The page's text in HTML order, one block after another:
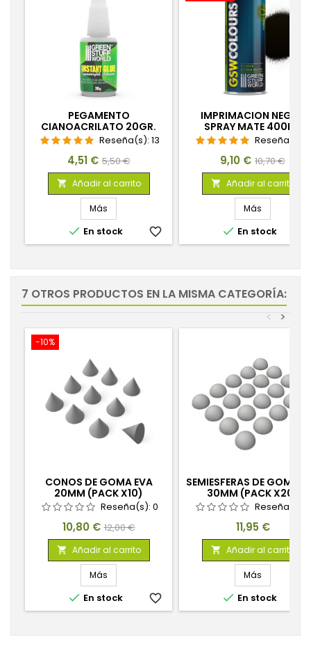
PEGAMENTO
CIANOACRILATO 20GR.
Reseña(s): 13
Precio
4,51 € Precio
base
5,50 €
 Añadir al carrito
Más
 En stock favorite_border
IMPRIMACION NEGRA
SPRAY MATE 400ML
Reseña(s):
Precio
9,10 € Precio
base
10,70 €
 Añadir al carrito
Más
 En stock
7 OTROS PRODUCTOS EN LA MISMA CATEGORÍA:
>
<
-10%
CONOS DE GOMA EVA
20MM (PACK X10)
Reseña(s): 0
Precio
10,80 € Precio
base
12,00 €
 Añadir al carrito
Más
 En stock favorite_border
SEMIESFERAS DE GOMA
30MM (PACK X20)
Reseña(s):
Precio
11,95 €
 Añadir al carrito
Más
 En stock